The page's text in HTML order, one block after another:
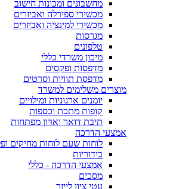
מחשבונים ומכונות חישוב
מכשירי ספירלה ואביזרים
מכשירי למינציה ואביזרים
מגרסות
טלפונים
מיכון משרדי כללי
מדפסות ופקסים
מדפסת תוויות וסרטים
מוצרים משלימים למשרד
יומנים ארגוניות ומילויים
קופות מתכת וכספות
תיבת דואר וארון מפתחות
אמצעי הדרכה
לוחות שעם לוחות מחיקים
בידוריות
אמצעי הדרכה - כללי
מסכים
עטי ציון לייזר